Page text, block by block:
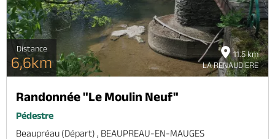
11.5 km
LA RENAUDIERE
Distance
6,6km
Randonnée "Le Moulin Neuf"
Pédestre
Beaupréau (départ) , BEAUPREAU-EN-MAUGES